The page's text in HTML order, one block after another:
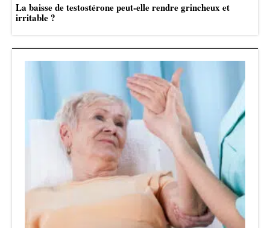
La baisse de testostérone peut-elle rendre grincheux et
irritable ?